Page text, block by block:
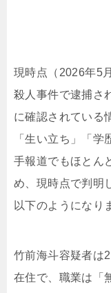
現時点（2026年5
殺人事件で逮捕さ
に確認されている
「生い立ち」「
手報道でもほとん
め、現時点で判明
以下のようになり
竹前海斗容疑者は
在住で、職業は「